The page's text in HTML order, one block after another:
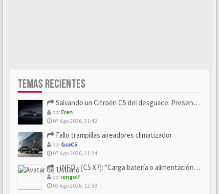
TEMAS RECIENTES
Salvando un Citroën C5 del desguace: Presentación y seguimiento
porEren
07 Ago 2026, 21:42
Fallo trampillas aireadores climatizador
porGsaC5
07 Ago 2026, 11:24
- INFO - [C5 X7]: "Carga batería o alimentación eléctri...
poriongolf
03 Ago 2026, 12:33